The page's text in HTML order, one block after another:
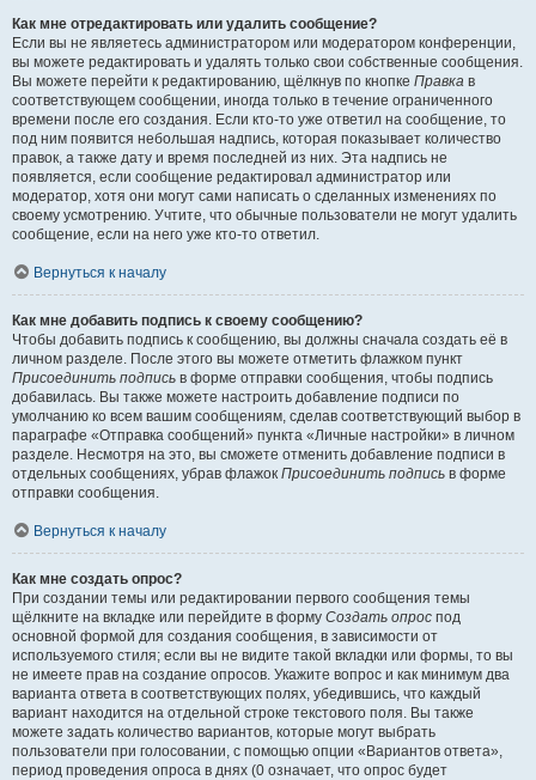
Как мне отредактировать или удалить сообщение?
Если вы не являетесь администратором или модератором конференции,
вы можете редактировать и удалять только свои собственные сообщения.
Вы можете перейти к редактированию, щёлкнув по кнопке Правка в
соответствующем сообщении, иногда только в течение ограниченного
времени после его создания. Если кто-то уже ответил на сообщение, то
под ним появится небольшая надпись, которая показывает количество
правок, а также дату и время последней из них. Эта надпись не
появляется, если сообщение редактировал администратор или
модератор, хотя они могут сами написать о сделанных изменениях по
своему усмотрению. Учтите, что обычные пользователи не могут удалить
сообщение, если на него уже кто-то ответил.
Вернуться к началу
Как мне добавить подпись к своему сообщению?
Чтобы добавить подпись к сообщению, вы должны сначала создать её в
личном разделе. После этого вы можете отметить флажком пункт
Присоединить подпись в форме отправки сообщения, чтобы подпись
добавилась. Вы также можете настроить добавление подписи по
умолчанию ко всем вашим сообщениям, сделав соответствующий выбор в
параграфе «Отправка сообщений» пункта «Личные настройки» в личном
разделе. Несмотря на это, вы сможете отменить добавление подписи в
отдельных сообщениях, убрав флажок Присоединить подпись в форме
отправки сообщения.
Вернуться к началу
Как мне создать опрос?
При создании темы или редактировании первого сообщения темы
щёлкните на вкладке или перейдите в форму Создать опрос под
основной формой для создания сообщения, в зависимости от
используемого стиля; если вы не видите такой вкладки или формы, то вы
не имеете прав на создание опросов. Укажите вопрос и как минимум два
варианта ответа в соответствующих полях, убедившись, что каждый
вариант находится на отдельной строке текстового поля. Вы также
можете задать количество вариантов, которые могут выбрать
пользователи при голосовании, с помощью опции «Вариантов ответа»,
период проведения опроса в днях (0 означает, что опрос будет